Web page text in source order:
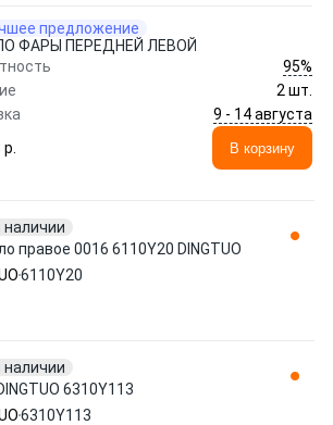
предложение
ФАРЫ ПЕРЕДНЕЙ ЛЕВОЙ
95%
2 шт.
9 - 14 августа
В корзину
наличии
правое 0016 6110Y20 DINGTUO
6110Y20
наличии
6310Y113
6310Y113